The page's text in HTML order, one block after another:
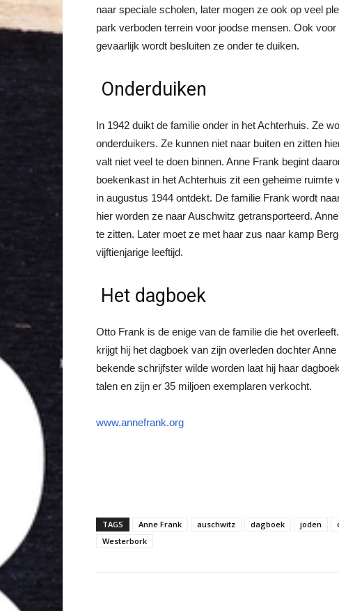
naar speciale scholen, later mogen ze ook op veel
park verboden terrein voor joodse mensen. Ook
gevaarlijk wordt besluiten ze onder te duiken.
Onderduiken
In 1942 duikt de familie onder in het Achterhuis. Ze
onderduikers. Ze kunnen niet naar buiten en zitten
valt niet veel te doen binnen. Anne Frank begint
boekenkast in het Achterhuis zit een geheime
in augustus 1944 ontdekt. De familie Frank wordt
hier worden ze naar Auschwitz getransporteerd.
te zitten. Later moet ze met haar zus naar kamp
vijftienjarige leeftijd.
Het dagboek
Otto Frank is de enige van de familie die het
krijgt hij het dagboek van zijn overleden dochter
bekende schrijfster wilde worden laat hij haar
talen en zijn er 35 miljoen exemplaren verkocht.
www.annefrank.org
TAGS Anne Frank auschwitz dagboek joden
Westerbork